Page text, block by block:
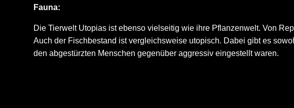
Fauna:
Die Tierwelt Utopias ist ebenso vielseitig wie ihre Pflanzenwelt. Von
Auch der Fischbestand ist vergleichsweise utopisch. Dabei gibt es
den abgestürzten Menschen gegenüber aggressiv eingestellt waren.